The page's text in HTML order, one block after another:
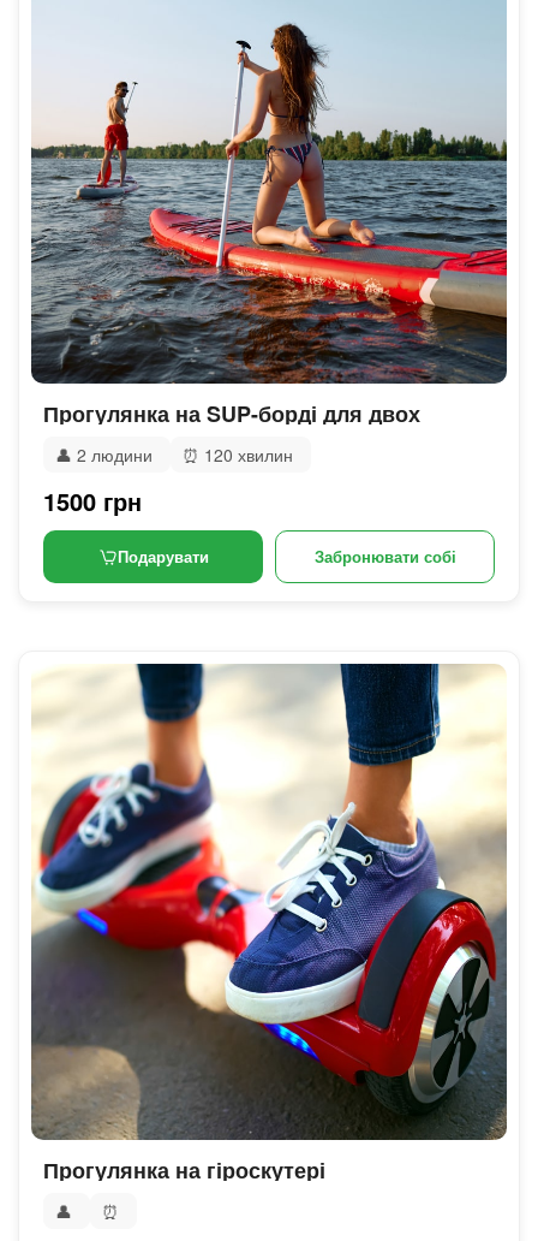
Прогулянка на SUP-борді для двох
👤 2 людини ⏰ 120 хвилин
1500 грн
Подарувати Забронювати собі
Прогулянка на гіроскутері
👤 ⏰